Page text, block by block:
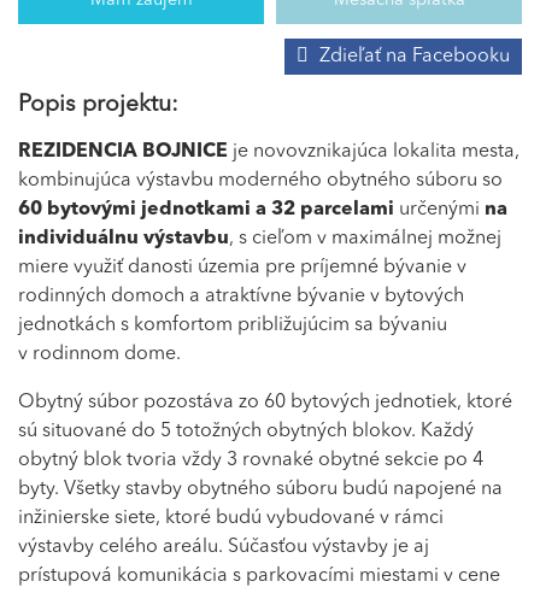
Popis projektu:
Zdieľať na Facebooku
REZIDENCIA BOJNICE je novovznikajúca lokalita mesta,
kombinujúca výstavbu moderného obytného súboru so
60 bytovými jednotkami a 32 parcelami určenými na
individuálnu výstavbu, s cieľom v maximálnej možnej
miere využiť danosti územia pre príjemné bývanie v
rodinných domoch a atraktívne bývanie v bytových
jednotkách s komfortom približujúcim sa bývaniu
v rodinnom dome.
Obytný súbor pozostáva zo 60 bytových jednotiek, ktoré
sú situované do 5 totožných obytných blokov. Každý
obytný blok tvoria vždy 3 rovnaké obytné sekcie po 4
byty. Všetky stavby obytného súboru budú napojené na
inžinierske siete, ktoré budú vybudované v rámci
výstavby celého areálu. Súčasťou výstavby je aj
prístupová komunikácia s parkovacími miestami v cene